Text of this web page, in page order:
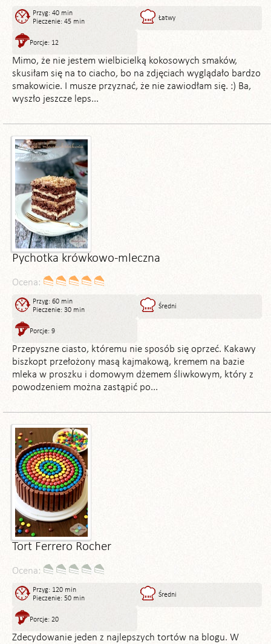
Przyg: 40 min
Pieczenie: 45 min
Łatwy
Porcje: 12
Mimo, że nie jestem wielbicielką kokosowych smaków,
skusiłam się na to ciacho, bo na zdjęciach wyglądało bardzo
smakowicie. I musze przyznać, że nie zawiodłam się. :) Ba,
wyszło jeszcze leps...
Pychotka krówkowo-mleczna
Ocena:
Przyg: 60 min
Pieczenie: 30 min
Średni
Porcje: 9
Przepyszne ciasto, któremu nie sposób się oprzeć. Kakawy
biszkopt przełożony masą kajmakową, kremem na bazie
mleka w proszku i domowym dżemem śliwkowym, który z
powodzeniem można zastąpić po...
Tort Ferrero Rocher
Ocena:
Przyg: 120 min
Pieczenie: 50 min
Średni
Porcje: 20
Zdecydowanie jeden z najlepszych tortów na blogu. W